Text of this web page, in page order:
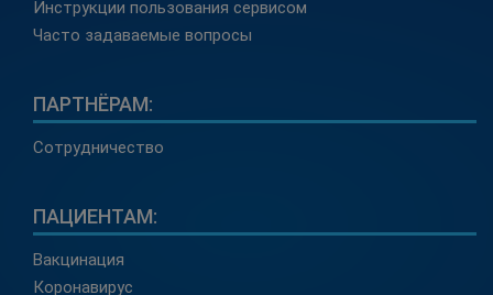
Инструкции пользования сервисом
Часто задаваемые вопросы
ПАРТНЁРАМ:
Сотрудничество
ПАЦИЕНТАМ:
Вакцинация
Коронавирус